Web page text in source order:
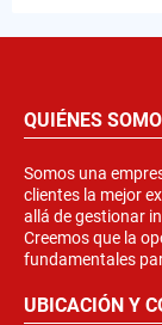
QUIÉNES
Somos una
clientes la mejor
allá de gestionar
Creemos que la
fundamentales
UBICACIÓN Y